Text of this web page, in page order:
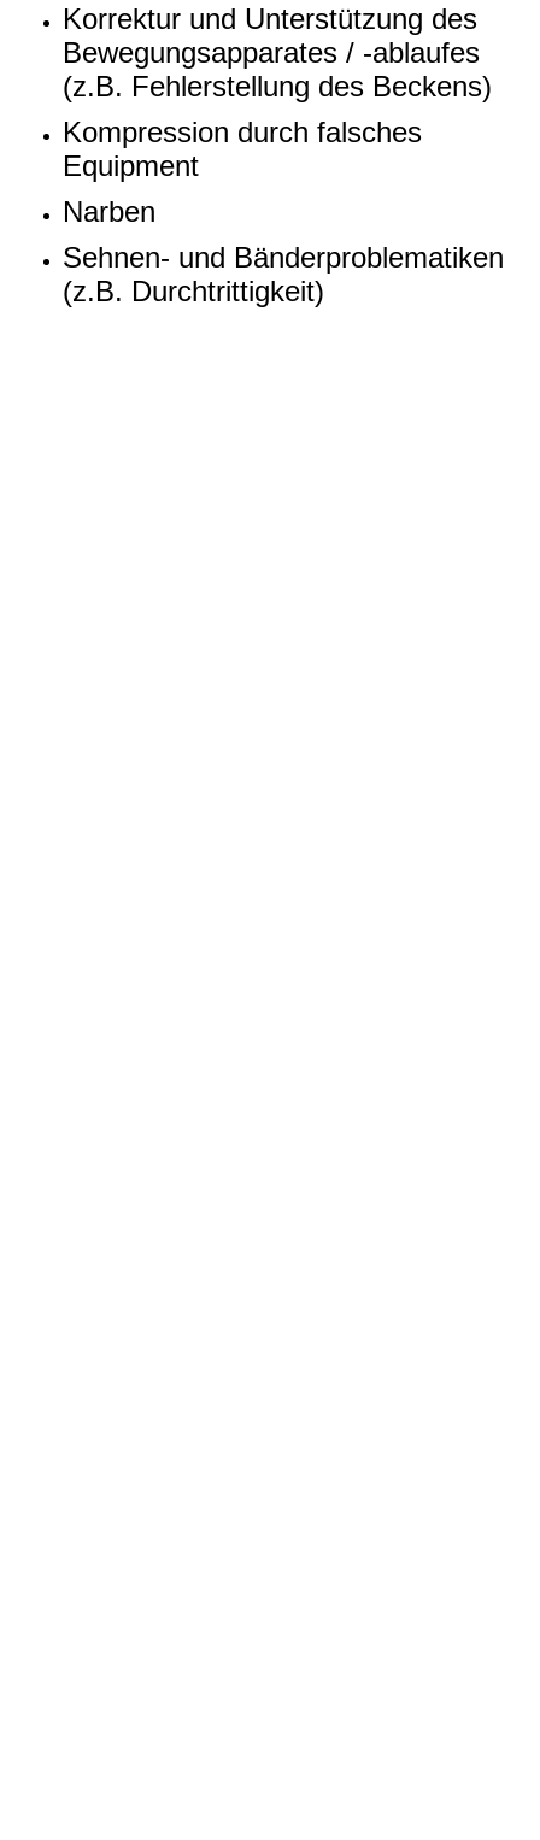
Korrektur und Unterstützung des
Bewegungsapparates / -ablaufes
(z.B. Fehlerstellung des Beckens)
Kompression durch falsches
Equipment
Narben
Sehnen- und Bänderproblematiken
(z.B. Durchtrittigkeit)